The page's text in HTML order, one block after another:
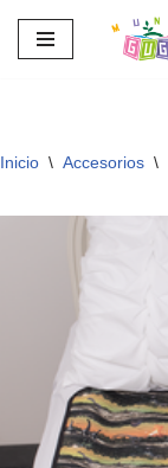
Saltar
Inicio \ Accesorios \